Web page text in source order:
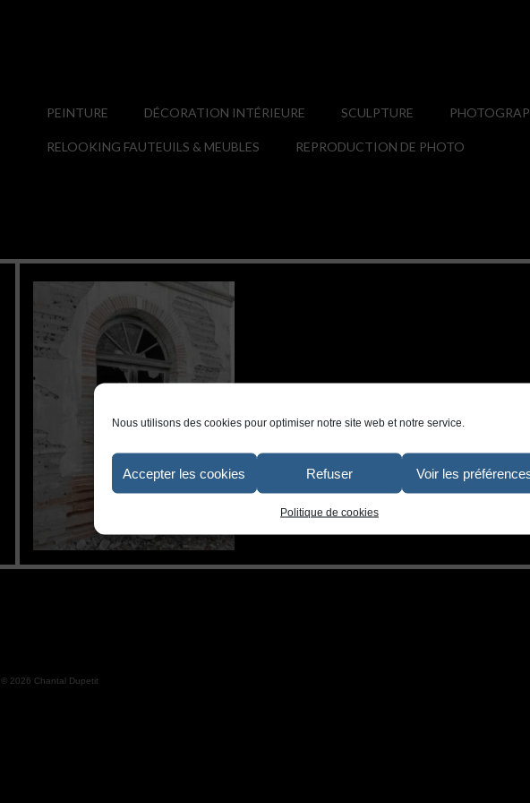
Nous utilisons des cookies pour optimiser notre site web et notre service.
Accepter les cookies Refuser Voir les
Politique de cookies
PEINTURE DÉCORATION INTÉRIEURE SCULPTURE
RELOOKING FAUTEUILS & MEUBLES REPRODUCTION DE PHOTO
© 2026 Chantal Dupetit